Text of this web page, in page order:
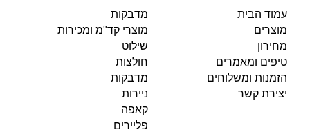
עמוד הבית
מוצרים
מחירון
טיפים ומאמרים
הזמנות ומשלוחים
יצירת קשר
מדבקות
מוצרי קד"מ ומכירות
שילוט
חולצות
מדבקות
ניירות
קאפה
פליירים